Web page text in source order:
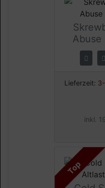
Abuse
Lieferzeit:
inkl.
Top